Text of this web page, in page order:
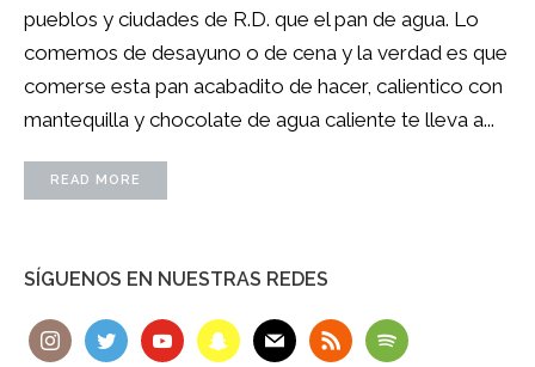
pueblos y ciudades de R.D. que el pan de agua. Lo
comemos de desayuno o de cena y la verdad es que
comerse esta pan acabadito de hacer, calientico con
mantequilla y chocolate de agua caliente te lleva a...
READ MORE
SÍGUENOS EN NUESTRAS REDES